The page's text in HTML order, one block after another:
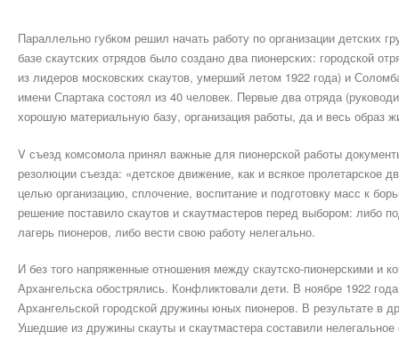
Параллельно губком решил начать работу по организации детских
базе скаутских отрядов было создано два пионерских: городской
из лидеров московских скаутов, умерший летом 1922 года) и
имени Спартака состоял из 40 человек. Первые два отряда
хорошую материальную базу, организация работы, да и весь образ
V съезд комсомола принял важные для пионерской работы
резолюции съезда: «детское движение, как и всякое пролетарское
целью организацию, сплочение, воспитание и подготовку масс к
решение поставило скаутов и скаутмастеров перед выбором: либо
лагерь пионеров, либо вести свою работу нелегально.
И без того напряженные отношения между скаутско-пионерскими и
Архангельска обострялись. Конфликтовали дети. В ноябре 1922
Архангельской городской дружины юных пионеров. В результате в
Ушедшие из дружины скауты и скаутмастера составили